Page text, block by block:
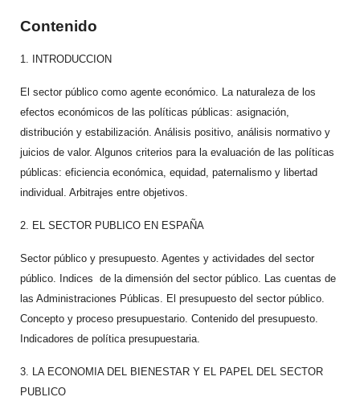
Contenido
1. INTRODUCCION
El sector público como agente económico. La naturaleza de los
efectos económicos de las políticas públicas: asignación,
distribución y estabilización. Análisis positivo, análisis normativo y
juicios de valor. Algunos criterios para la evaluación de las políticas
públicas: eficiencia económica, equidad, paternalismo y libertad
individual. Arbitrajes entre objetivos.
2. EL SECTOR PUBLICO EN ESPAÑA
Sector público y presupuesto. Agentes y actividades del sector
público. Indices de la dimensión del sector público. Las cuentas de
las Administraciones Públicas. El presupuesto del sector público.
Concepto y proceso presupuestario. Contenido del presupuesto.
Indicadores de política presupuestaria.
3. LA ECONOMIA DEL BIENESTAR Y EL PAPEL DEL SECTOR
PUBLICO